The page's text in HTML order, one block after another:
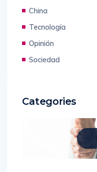
China
Tecnología
Opinión
Sociedad
Categories